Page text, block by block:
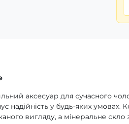
аксесуар для сучасного
надійність у будь-яких умовах.
вигляду, а мінеральне скло